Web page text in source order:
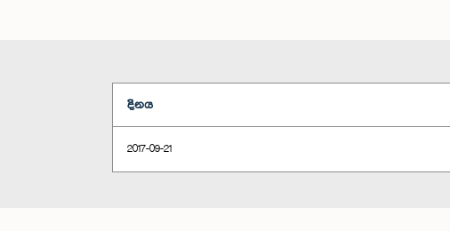
දිනය
2017-09-21